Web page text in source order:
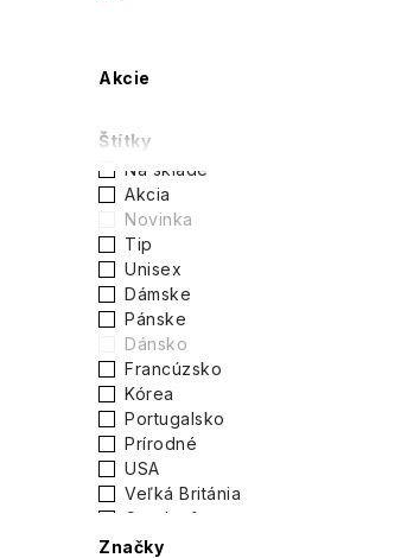
B
o
č
n
ý
p
a
n
e
l
Akcie
Štítky
Na sklade
Akcia
Novinka
Tip
Unisex
Dámske
Pánske
Dánsko
Francúzsko
Kórea
Portugalsko
Prírodné
USA
Veľká Británia
Cruelty free
Vegan
Značky